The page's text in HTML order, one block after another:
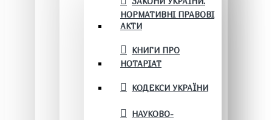
НОРМАТИВНІ ПРАВОВІ
АКТИ
КНИГИ ПРО
НОТАРІАТ
КОДЕКСИ УКРАЇНИ
НАУКОВО-